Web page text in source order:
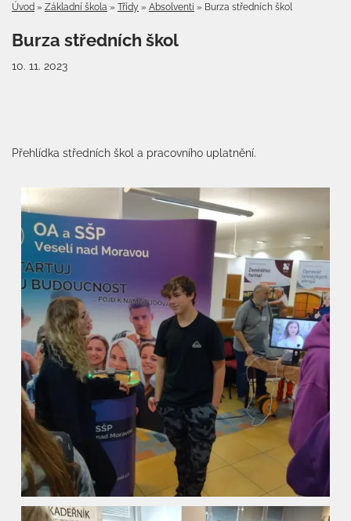
Úvod » Základní škola » Třídy » Absolventi » Burza středních škol
Burza středních škol
10. 11. 2023
Přehlídka středních škol a pracovního uplatnění.